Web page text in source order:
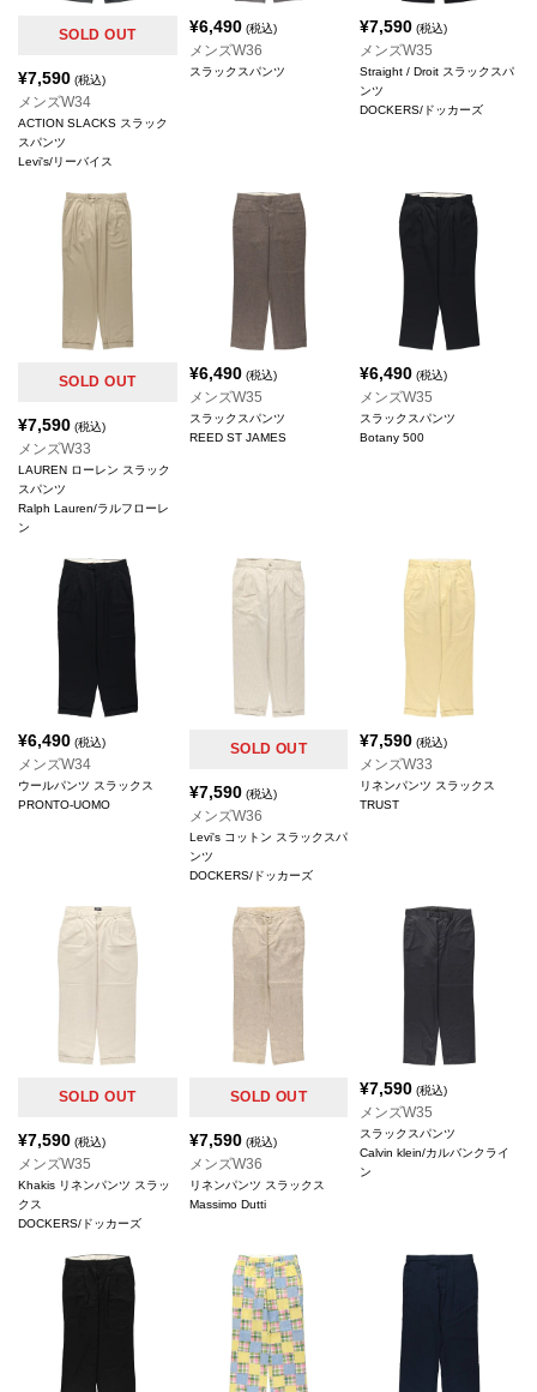
SOLD OUT
¥7,590 (税込)
メンズW34
ACTION SLACKS スラック
スパンツ
Levi's/リーバイス
¥6,490(税込)
メンズW36
スラックスパンツ
¥7,590 (税込)
メンズW35
Straight / Droit スラックスパ
ンツ
DOCKERS/ドッカーズ
SOLD OUT
¥7,590 (税込)
メンズW33
LAUREN ローレン スラック
スパンツ
Ralph Lauren/ラルフローレ
ン
¥6,490(税込)
メンズW35
スラックスパンツ
REED ST JAMES
¥6,490 (税込)
メンズW35
スラックスパンツ
Botany 500
¥6,490 (税込)
メンズW34
ウールパンツ スラックス
PRONTO-UOMO
SOLD OUT
¥7,590(税込)
メンズW36
Levi's コットン スラックスパ
ンツ
DOCKERS/ドッカーズ
¥7,590 (税込)
メンズW33
リネンパンツ スラックス
TRUST
SOLD OUT
¥7,590 (税込)
メンズW35
Khakis リネンパンツ スラッ
クス
DOCKERS/ドッカーズ
SOLD OUT
¥7,590(税込)
メンズW36
リネンパンツ スラックス
Massimo Dutti
¥7,590 (税込)
メンズW35
スラックスパンツ
Calvin klein/カルバンクライ
ン